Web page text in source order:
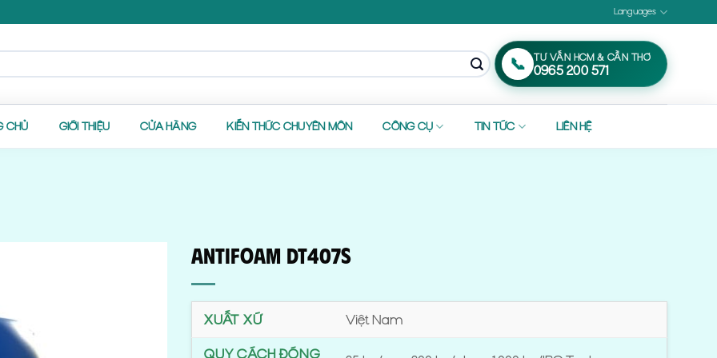
Languages
📞 TƯ VẤN HCM & CẦN THƠ
0965 200 571
CHỦ GIỚI THIỆU CỬA HÀNG KIẾN THỨC CHUYÊN MÔN CÔNG CỤ TIN TỨC LIÊN HỆ
Antifoam DT407S
XUẤT XỨ Việt Nam
QUY CÁCH ĐÓNG